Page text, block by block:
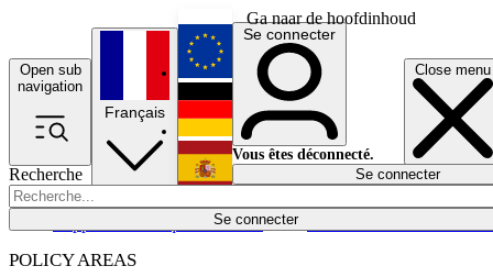
Ga naar de hoofdinhoud
Open sub
navigation
Close menu
Recherche
Se connecter
POLICY AREAS
Économie
Français
English
Deutsch
Español
Se connecter
Vous êtes déconnecté.
Se connecter